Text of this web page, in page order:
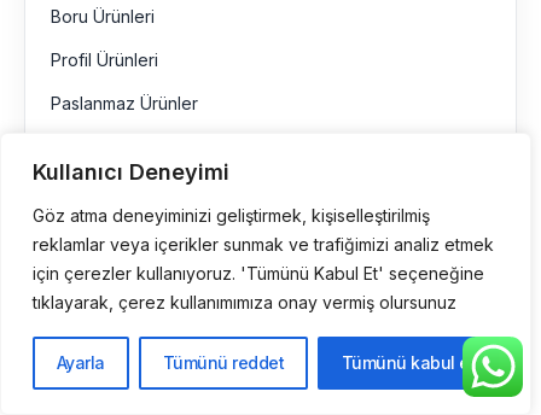
Kullanıcı Deneyimi
Göz atma deneyiminizi geliştirmek, kişiselleştirilmiş
reklamlar veya içerikler sunmak ve trafiğimizi analiz etmek
için çerezler kullanıyoruz. 'Tümünü Kabul Et' seçeneğine
tıklayarak, çerez kullanımımıza onay vermiş olursunuz
Ayarla Tümünü reddet Tümünü kabul et
Boru Ürünleri
Profil Ürünleri
Paslanmaz Ürünler
Sac Ürünleri
Boru Ürünleri
Çelik Boru
Çelik Boru Fiyatları
Siyah Boru